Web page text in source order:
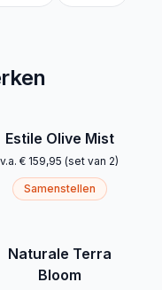
Estile Olive Mist
v.a. € 159,95 (set van 2)
Samenstellen
Naturale Terra
Bloom